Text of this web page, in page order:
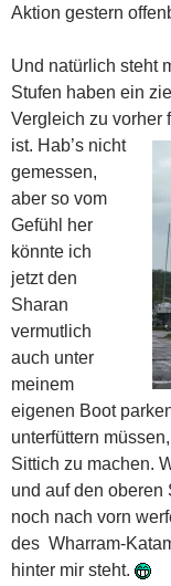
Aktion gestern
Und natürlich steht
Stufen haben ein
Vergleich zu vorher
ist. Hab’s nicht
gemessen,
aber so vom
Gefühl her
könnte ich
jetzt den
Sharan
vermutlich
auch unter
meinem
eigenen Boot
unterfüttern
Sittich zu machen.
und auf den oberen
noch nach vorn
des Wharram-
hinter mir steht.